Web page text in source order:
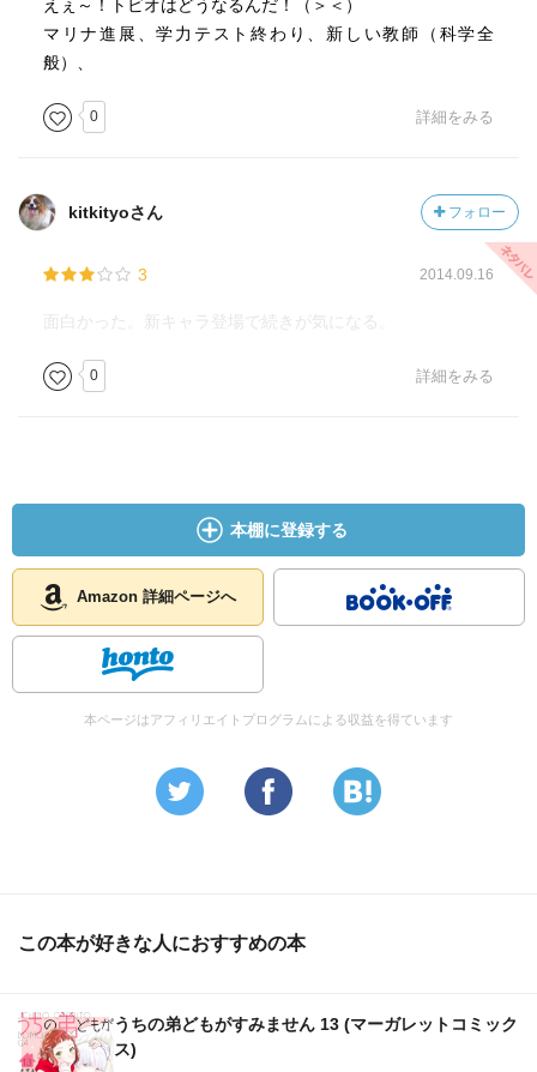
えぇ～！トビオはどうなるんだ！（＞＜）
マリナ進展、学力テスト終わり、新しい教師（科学全
般）、
0 詳細をみる
kitkityoさん フォロー
3 2014.09.16
面白かった。新キャラ登場で続きが気になる。
0 詳細をみる
本棚に登録する
Amazon 詳細ページへ
本ページはアフィリエイトプログラムによる収益を得ています
この本が好きな人におすすめの本
うちの弟どもがすみません 13 (マーガレットコミック
ス)